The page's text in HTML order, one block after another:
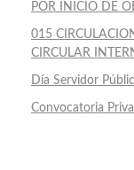
POR INICIO DE
015
CIRCULAR
Día Servidor
Convocatoria